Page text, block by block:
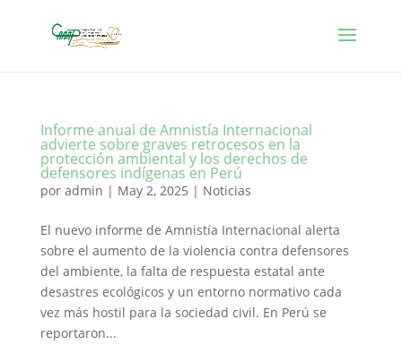
Informe anual de Amnistía Internacional
advierte sobre graves retrocesos en la
protección ambiental y los derechos de
defensores indígenas en Perú
por admin | May 2, 2025 | Noticias
El nuevo informe de Amnistía Internacional alerta
sobre el aumento de la violencia contra defensores
del ambiente, la falta de respuesta estatal ante
desastres ecológicos y un entorno normativo cada
vez más hostil para la sociedad civil. En Perú se
reportaron...